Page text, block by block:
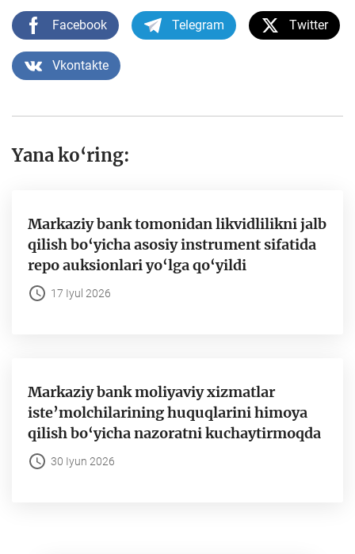
Facebook Telegram Twitter
Vkontakte
Yana ko‘ring:
Markaziy bank tomonidan likvidlilikni jalb
qilish bo‘yicha asosiy instrument sifatida
repo auksionlari yo‘lga qo‘yildi
17 Iyul 2026
Markaziy bank moliyaviy xizmatlar
iste’molchilarining huquqlarini himoya
qilish bo‘yicha nazoratni kuchaytirmoqda
30 Iyun 2026